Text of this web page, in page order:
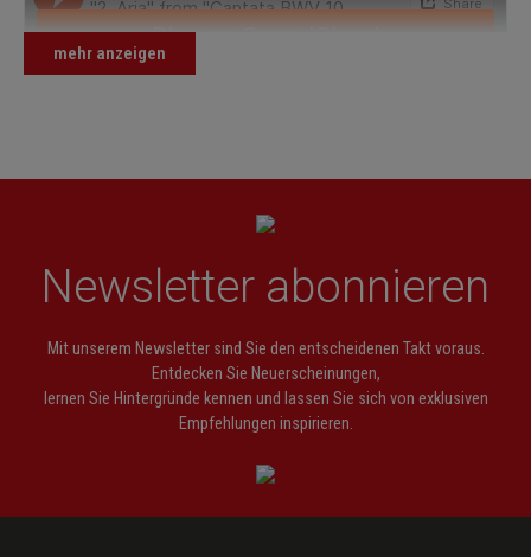
mehr anzeigen
Newsletter abonnieren
Mit unserem Newsletter sind Sie den entscheidenen Takt voraus.
Entdecken Sie Neuerscheinungen,
lernen Sie Hintergründe kennen und lassen Sie sich von exklusiven
Empfehlungen inspirieren.